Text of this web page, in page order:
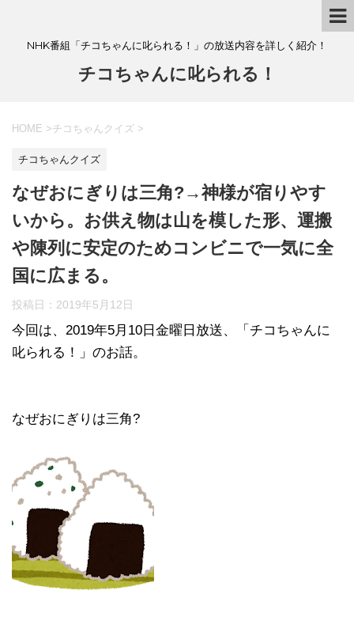
NHK番組「チコちゃんに叱られる！」の放送内容を詳しく紹介！
チコちゃんに叱られる！
HOME >チコちゃんクイズ >
チコちゃんクイズ
なぜおにぎりは三角?→神様が宿りやす
いから。お供え物は山を模した形、運搬
や陳列に安定のためコンビニで一気に全
国に広まる。
投稿日： 2019年5月12日
今回は、2019年5月10日金曜日放送、「チコちゃんに
叱られる！」のお話。
なぜおにぎりは三角?